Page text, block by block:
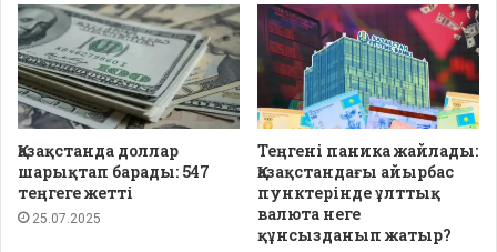
Қазақстанда доллар
шарықтап барады: 547
теңгеге жетті
25.07.2025
Теңгені паника жайлады:
Қазақстандағы айырбас
пунктерінде ұлттық
валюта неге
құнсызданып жатыр?